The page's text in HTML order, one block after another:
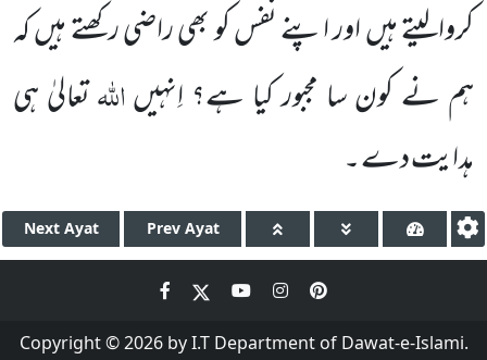
کروالیتے ہیں اور اپنے نفس کو بھی راضی رکھتے ہیں کہ
ہم نے کون سا مجبور کیا ہے؟ اِنہیںاللہتعالیٰ ہی
ہدایت دے ۔
Next Ayat Prev Ayat
Copyright © 2026 by I.T Department of Dawat-e-Islami.